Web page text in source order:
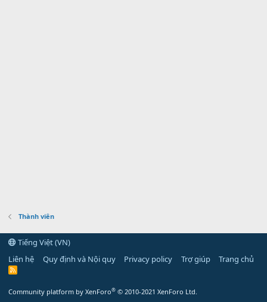
Thành viên
Tiếng Việt (VN)
Liên hệ
Quy định và Nội quy Privacy policy Trợ giúp Trang chủ
R
Community platform by XenForo® © 2010-2021 XenForo Ltd.